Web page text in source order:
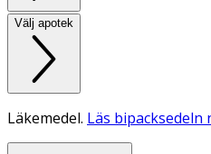
Välj apotek
Läkemedel. Läs